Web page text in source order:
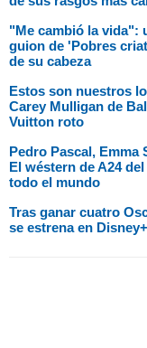
"Me cambió la vida":
guion de 'Pobres
de su cabeza
Estos son nuestros
Carey Mulligan de
Vuitton roto
Pedro Pascal,
El wéstern de A24
todo el mundo
Tras ganar cuatro
se estrena en